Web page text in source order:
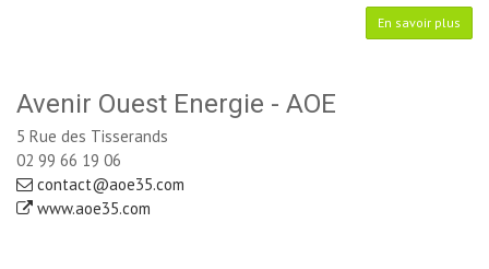
En savoir plus
Avenir Ouest Energie - AOE
5 Rue des Tisserands
02 99 66 19 06
contact@aoe35.com
www.aoe35.com